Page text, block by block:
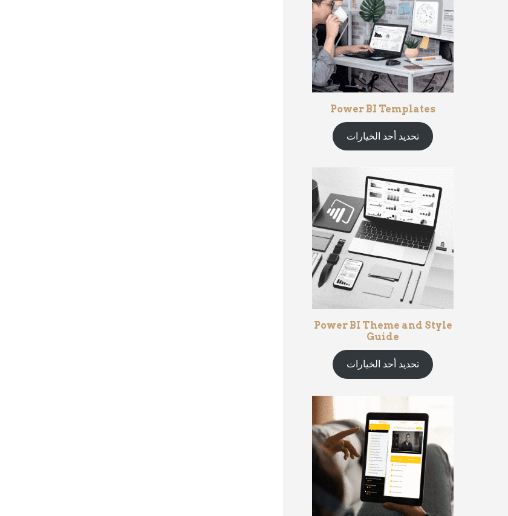
Power BI Templates
تحديد أحد الخيارات
Power BI Theme and Style
Guide
تحديد أحد الخيارات